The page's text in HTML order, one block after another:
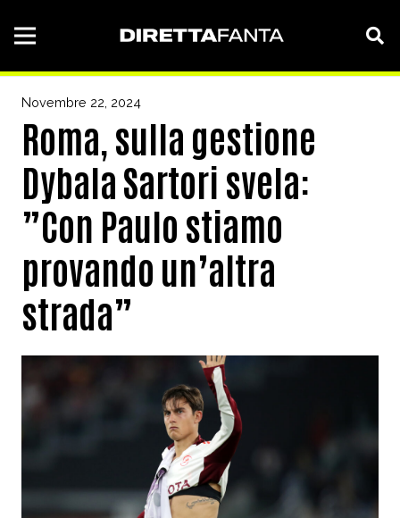
Novembre 22, 2024
Roma, sulla gestione
Dybala Sartori svela:
”Con Paulo stiamo
provando un’altra
strada”